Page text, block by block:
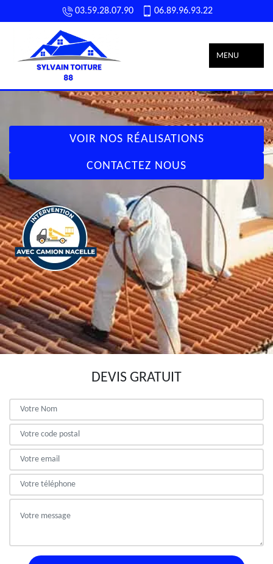
03.59.28.07.90 06.89.96.93.22
MENU
VOIR NOS RÉALISATIONS
CONTACTEZ NOUS
DEVIS GRATUIT